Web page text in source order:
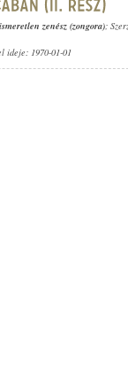
ismeretlen zenész (zongora);
ideje: 1970-01-01